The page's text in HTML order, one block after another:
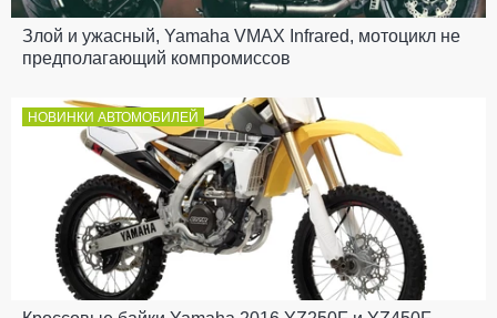
Злой и ужасный, Yamaha VMAX Infrared, мотоцикл не
предполагающий компромиссов
НОВИНКИ АВТОМОБИЛЕЙ